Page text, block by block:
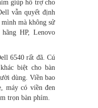
giúp hỗ trợ cho
vẫn quyết định
mà không sử
HP, Lenovo
6540 rất đã. Cú
biệt cho bàn
dùng. Viền bao
máy có viền đen
trọn bàn phím.